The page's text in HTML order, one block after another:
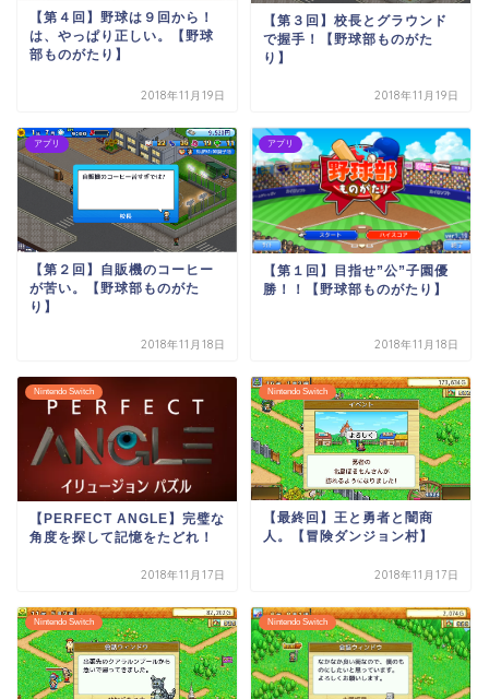
【第４回】野球は９回から！
は、やっぱり正しい。【野球
部ものがたり】
2018年11月19日
【第３回】校長とグラウンド
で握手！【野球部ものがた
り】
2018年11月19日
アプリ
【第２回】自販機のコーヒー
が苦い。【野球部ものがた
り】
2018年11月18日
アプリ
【第１回】目指せ”公”子園優
勝！！【野球部ものがたり】
2018年11月18日
Nintendo Switch
【PERFECT ANGLE】完璧な
角度を探して記憶をたどれ！
2018年11月17日
Nintendo Switch
【最終回】王と勇者と闇商
人。【冒険ダンジョン村】
2018年11月17日
Nintendo Switch Nintendo Switch